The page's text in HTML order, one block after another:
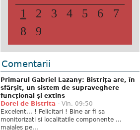
1 2 3 4 5 6
7
8
9
Comentarii
Primarul Gabriel Lazany: Bistrița are, în
sfârșit, un sistem de supraveghere
funcțional și extins
Dorel de Bistrita - Vin, 09:50
Excelent... ! Felicitari ! Bine ar fi sa
monitorizati si localitatile componente ...
maiales pe...